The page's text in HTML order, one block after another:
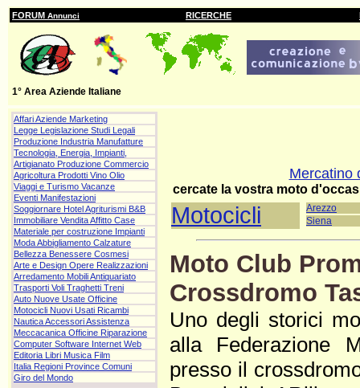
FORUM Annunci RICERCHE
1° Area Aziende Italiane
Affari Aziende Marketing
Legge Legislazione Studi Legali
Produzione Industria Manufatture
Tecnologia, Energia, Impianti,
Artigianato Produzione Commercio
Agricoltura Prodotti Vino Olio
Viaggi e Turismo Vacanze
Eventi Manifestazioni
Soggiornare Hotel Agriturismi B&B
Immobiliare Vendita Affitto Case
Materiale per costruzione Impianti
Moda Abbigliamento Calzature
Bellezza Benessere Cosmesi
Arte e Design Opere Realizzazioni
Arredamento Mobili Antiquariato
Trasporti Voli Traghetti Treni
Auto Nuove Usate Officine
Motocicli Nuovi Usati Ricambi
Nautica Accessori Assistenza
Meccacanica Officine Riparazione
Computer Software Internet Web
Editoria Libri Musica Film
Italia Regioni Province Comuni
Giro del Mondo
Mercatino
cercate la vostra moto
Motocicli
Arezzo
Siena
Moto Club
Crossdromo
Uno degli storici
alla Federazione
presso il